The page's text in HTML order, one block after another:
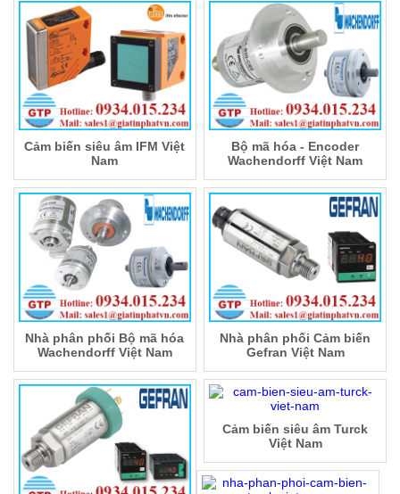
Cảm biến siêu âm IFM Việt
Nam
Bộ mã hóa - Encoder
Wachendorff Việt Nam
Nhà phân phối Bộ mã hóa
Wachendorff Việt Nam
Nhà phân phối Cảm biến
Gefran Việt Nam
Cảm biến siêu âm Turck
Việt Nam